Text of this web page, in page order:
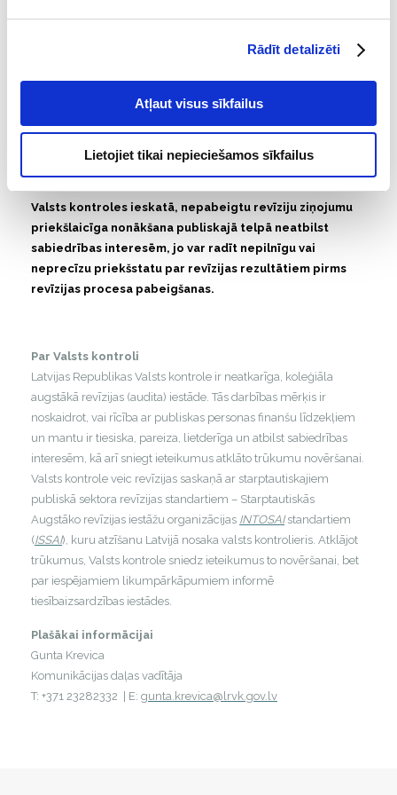
Rādīt detalizēti
Atļaut visus sīkfailus
Lietojiet tikai nepieciešamos sīkfailus
Ja lēmums netiks apstrīdēts, revīzijas ziņojumu plānots
sabiedrībai tiek sniegta faktoloģiski precīza, pārbaudīta un
pilnīga informācija. Revīzijas procesa tiesiska norise un iespēja
profesionāli izvērtēt visus lietas apstākļus ir būtiska kvalitatīvu
un pamatotu secinājumu sagatavošanai.
Valsts kontroles ieskatā, nepabeigtu revīziju ziņojumu
priekšlaicīga nonākšana publiskajā telpā neatbilst
sabiedrības interesēm, jo var radīt nepilnīgu vai
neprecīzu priekšstatu par revīzijas rezultātiem pirms
revīzijas procesa pabeigšanas.
Par Valsts kontroli
Latvijas Republikas Valsts kontrole ir neatkarīga, koleģiāla
augstākā revīzijas (audita) iestāde. Tās darbības mērķis ir
noskaidrot, vai rīcība ar publiskas personas finanšu līdzekļiem
un mantu ir tiesiska, pareiza, lietderīga un atbilst sabiedrības
interesēm, kā arī sniegt ieteikumus atklāto trūkumu novēršanai.
Valsts kontrole veic revīzijas saskaņā ar starptautiskajiem
publiskā sektora revīzijas standartiem – Starptautiskās
Augstāko revīzijas iestāžu organizācijas INTOSAIstandartiem
(ISSAI), kuru atzīšanu Latvijā nosaka valsts kontrolieris. Atklājot
trūkumus, Valsts kontrole sniedz ieteikumus to novēršanai, bet
par iespējamiem likumpārkāpumiem informē
tiesībaizsardzības iestādes.
Plašākai informācijai
Gunta Krevica
Komunikācijas daļas vadītāja
T: +371 23282332 | E: gunta.krevica@lrvk.gov.lv